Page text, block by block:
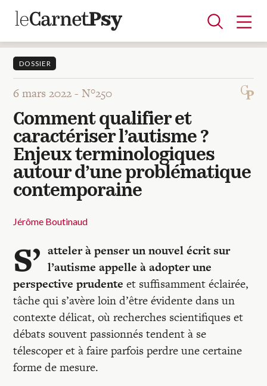
Articles
A la une
Adolescence
Dispositif
Enfance
Périnatalité
Psychanalyse
Psychopathologie
Soin
Dossiers
Auteurs
Blocs-notes
Recherches
Entretiens
Revues
DOSSIER
6 mars 2022 -N°250
Comment qualifier et
caractériser l’autisme ?
Enjeux terminologiques
autour d’une problématique
contemporaine
Jérôme Boutinaud
S’ atteler à penser un nouvel écrit sur
l’autisme appelle à adopter une
perspective prudenteet suffisamment éclairée,
tâche qui s’avère loin d’être évidente dans un
contexte délicat, où recherches scientifiques et
débats souvent passionnés tendent à se
télescoper et à faire parfois perdre une certaine
forme de mesure.